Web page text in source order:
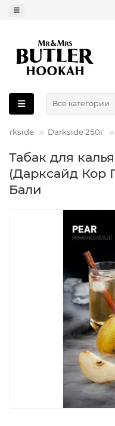
Все категории
Darkside 250г
Табак для
(Дарксайд Кор
Бали